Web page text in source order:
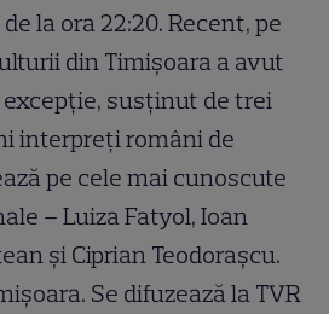
la ora 22:20. Recent, pe
din Timișoara a avut
susținut de trei
interpreți români de
pe cele mai cunoscute
– Luiza Fatyol, Ioan
și Ciprian Teodorașcu.
Se difuzează la TVR